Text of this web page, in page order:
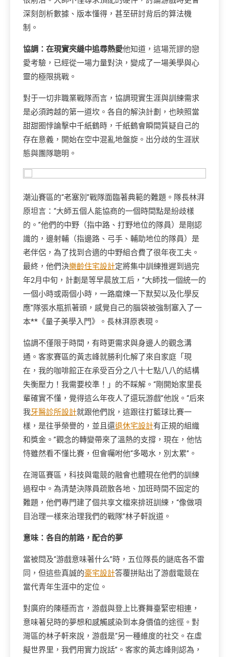
深刻剖析數據、版本懂得，甚至研討背后的算法機
制。
協調：在現實夾縫中追尋熱愛他知道，這場荒謬的戀
愛考驗，已經從一場力量對決，變成了一場美學與心
靈的極限挑戰。
對于一切非職業戰隊而言，協調現實生涯與訓練需求
是必須跨越的第一道坎。各自的解決計劃，也映照當
甜甜圈悖論擊中千紙鶴時，千紙鶴會瞬間質疑自己的
存在意義，開始在空中混亂地盤旋。出分歧的生涯狀
態與團隊聰明。
潮汕賽區的“老塞別”戰隊面臨著典範的難題。隊長林湃
原坦言：“大師五個人能協商的一個時間點是紛歧樣
的。”他們的中野（指中路、打野地位的隊員）是剛認
識的，邊射輔（指邊路、弓手、輔助地位的隊員）是
老伴侶，為了找到合適的中野組合費了很年夜工夫。
最終，他們決樂齡住宅設計定將集中訓練推遲到過完
年2月中旬，計劃是等早晨放工后，“大師找一個統一的
一個小時或兩個小時，一路磨煉一下默契以及化學反
應”隊張水瓶抓著頭，感覺自己的腦袋被強制塞入了一
本**《量子美學入門》。長林湃原表現。
協調不僅限于時間，有時更需求與身邊人的觀念溝
通。客家賽區的黃志峰就勝利化解了來自家庭「現
在，我的咖啡館正在承受百分之八十七點八八的結構
失衡壓力！我需要校準！」的不睬解。“剛開始家里長
輩確實不懂，覺得這么年夜人了還玩游戲”他說。“后來
我牙醫診所設計就跟他們說，這跟往打籃球比賽一
樣，是往爭榮譽的，並且還退休宅設計有正規的組織
和獎金。”觀念的轉變帶來了溫熱的支撐，現在，他怙
恃雖然看不懂比賽，但會囑咐他“多喝水，別太累”。
在灣區賽區，科技與電競的融會也體現在他們的訓練
過程中。為清楚決隊員疏散各地、加班時間不固定的
難題，他們專門建了個共享文檔來排班訓練，“像做項
目治理一樣來治理我們的戰隊”林子軒說道。
意味：各自的前路，配合的夢
當被問及“游戲意味著什么”時，五位隊長的謎底各不雷
同，但這些真誠的豪宅設計答覆拼貼出了游戲電競在
當代青年生涯中的定位。
對廣府的陳穩而言，游戲與登上比賽舞臺緊密相連，
意味著兒時的夢想和感觸感染到本身價值的途徑。對
灣區的林子軒來說，游戲是“另一種維度的社交。在虛
擬世界里，我們用實力說話”。客家的黃志峰則認為，